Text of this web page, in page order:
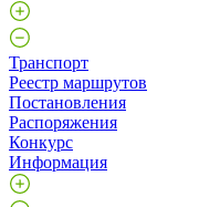
Транспорт
Реестр маршрутов
Постановления
Распоряжения
Конкурс
Информация